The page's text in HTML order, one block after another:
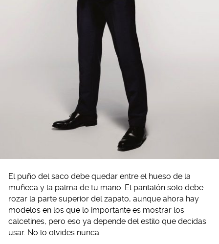
El puño del saco debe quedar entre el hueso de la
muñeca y la palma de tu mano. El pantalón solo debe
rozar la parte superior del zapato, aunque ahora hay
modelos en los que lo importante es mostrar los
calcetines, pero eso ya depende del estilo que decidas
usar. No lo olvides nunca.